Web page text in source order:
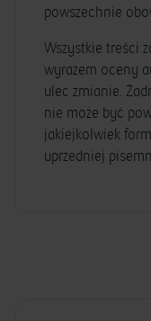
powszechnie
Wszystkie treści
wyrazem oceny
ulec zmianie.
nie może być
jakiejkolwiek
uprzedniej